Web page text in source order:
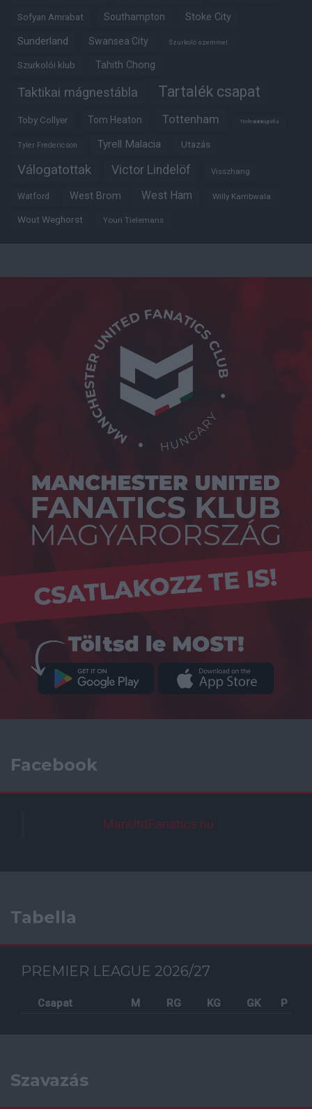
Sofyan Amrabat Southampton Stoke City
Sunderland Swansea City Szurkoló szemmel
Szurkolói klub Tahith Chong
Taktikai mágnestábla Tartalék csapat
Toby Collyer Tom Heaton Tottenham Trófeabibliográfia
Tyler Fredericson Tyrell Malacia Utazás
Válogatottak Victor Lindelöf Visszhang
Watford West Brom West Ham Willy Kambwala
Wout Weghorst Youri Tielemans
Facebook
ManUtdFanatics.hu
Tabella
PREMIER LEAGUE 2026/27
Csapat M RG KG GK P
Szavazás